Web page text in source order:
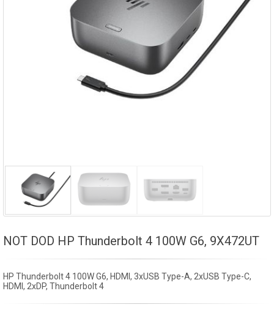
NOT DOD HP Thunderbolt 4 100W G6, 9X472UT
HP Thunderbolt 4 100W G6, HDMI, 3xUSB Type-A, 2xUSB Type-C,
HDMI, 2xDP, Thunderbolt 4